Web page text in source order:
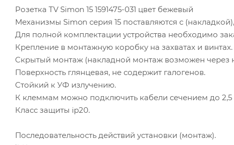
Розетка TV Simon 15 1591475-031 цвет бежевый
Механизмы Simon серия 15 поставляются с
Для полной комплектации устройства необходимо
Крепление в монтажную коробку на захватах и винтах.
Скрытый монтаж (накладной монтаж возможен через
Поверхность глянцевая, не содержит галогенов.
Стойкий к УФ излучению.
К клеммам можно подключить кабели сечением до
Класс защиты ip20.
Последовательность действий установки (монтаж).